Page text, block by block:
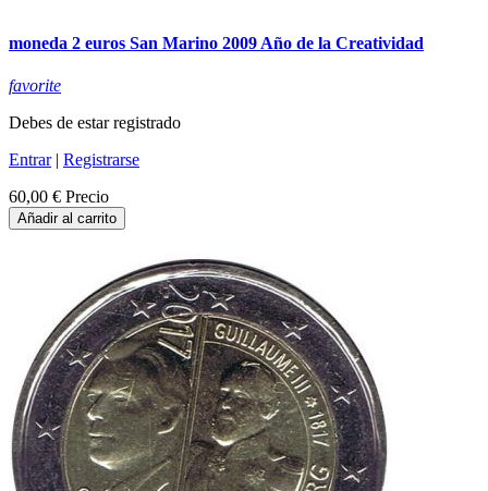
moneda 2 euros San Marino 2009 Año de la Creatividad
favorite
Debes de estar registrado
Entrar| Registrarse
60,00 € Precio
Añadir al carrito